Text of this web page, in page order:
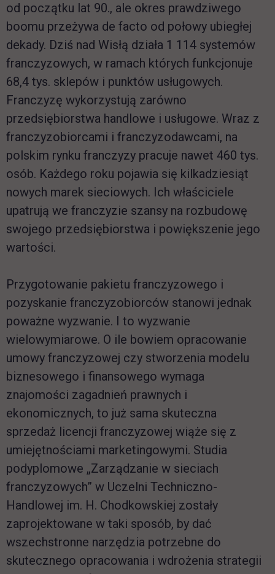
od początku lat 90., ale okres prawdziwego
boomu przeżywa de facto od połowy ubiegłej
dekady. Dziś nad Wisłą działa 1 114 systemów
franczyzowych, w ramach których funkcjonuje
68,4 tys. sklepów i punktów usługowych.
Franczyzę wykorzystują zarówno
przedsiębiorstwa handlowe i usługowe. Wraz z
franczyzobiorcami i franczyzodawcami, na
polskim rynku franczyzy pracuje nawet 460 tys.
osób. Każdego roku pojawia się kilkadziesiąt
nowych marek sieciowych. Ich właściciele
upatrują we franczyzie szansy na rozbudowę
swojego przedsiębiorstwa i powiększenie jego
wartości.
Przygotowanie pakietu franczyzowego i
pozyskanie franczyzobiorców stanowi jednak
poważne wyzwanie. I to wyzwanie
wielowymiarowe. O ile bowiem opracowanie
umowy franczyzowej czy stworzenia modelu
biznesowego i finansowego wymaga
znajomości zagadnień prawnych i
ekonomicznych, to już sama skuteczna
sprzedaż licencji franczyzowej wiąże się z
umiejętnościami marketingowymi. Studia
podyplomowe „Zarządzanie w sieciach
franczyzowych” w Uczelni Techniczno-
Handlowej im. H. Chodkowskiej zostały
zaprojektowane w taki sposób, by dać
wszechstronne narzędzia potrzebne do
skutecznego opracowania i wdrożenia strategii